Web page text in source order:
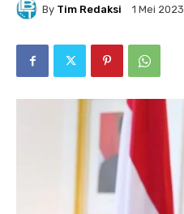
By Tim Redaksi 1 Mei 2023